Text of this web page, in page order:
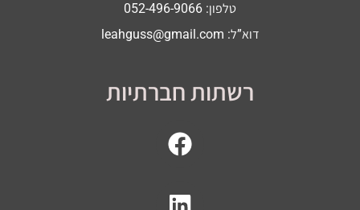
טלפון: 052-496-9066
דוא”ל: leahguss@gmail.com
רשתות חברתיות